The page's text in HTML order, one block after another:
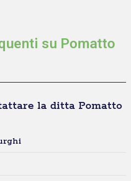
su Pomatto
la ditta Pomatto